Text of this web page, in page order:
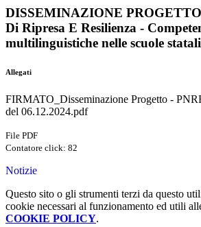
DISSEMINAZIONE
Di Ripresa E Resilienza -
multilinguistiche nelle scuole
Allegati
FIRMATO_Disseminazione Progetto -
del 06.12.2024.pdf
File PDF
Contatore click: 82
Notizie
Questo sito o gli strumenti terzi da questo
cookie necessari al funzionamento ed utili
COOKIE POLICY.